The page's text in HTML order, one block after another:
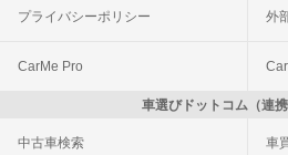
プライバシーポリシー 外
CarMe Pro
車選びドットコム（連携
中古車検索 車